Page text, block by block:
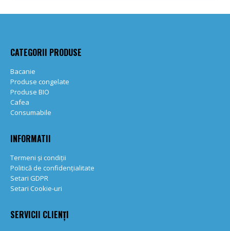
CATEGORII PRODUSE
Bacanie
Produse congelate
Produse BIO
Cafea
Consumabile
INFORMATII
Termeni și condiții
Politică de confidențialitate
Setari GDPR
Setari Cookie-uri
SERVICII CLIENȚI